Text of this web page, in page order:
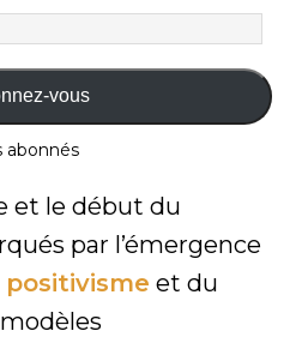
vous
abonnés
et le début du
par l’émergence
positivisme et du